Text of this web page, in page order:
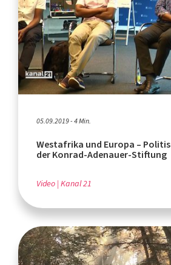
05.09.2019 - 4 Min.
Westafrika und Europa –
der Konrad-Adenauer-Stiftung
Video Kanal 21